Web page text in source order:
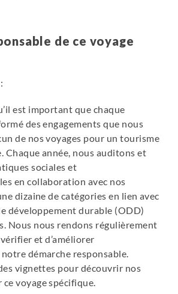
occupation privative de la chambre et
cas une chambre de catégorie
individuelles peuvent d’ailleurs être
de ce voyage
est important que chaque
des engagements que nous
de nos voyages pour un tourisme
Chaque année, nous auditons et
sociales et
en collaboration avec nos
dizaine de catégories en lien avec
développement durable (ODD)
Nous nous rendons régulièrement
et d’améliorer
démarche responsable.
vignettes pour découvrir nos
ce voyage spécifique.